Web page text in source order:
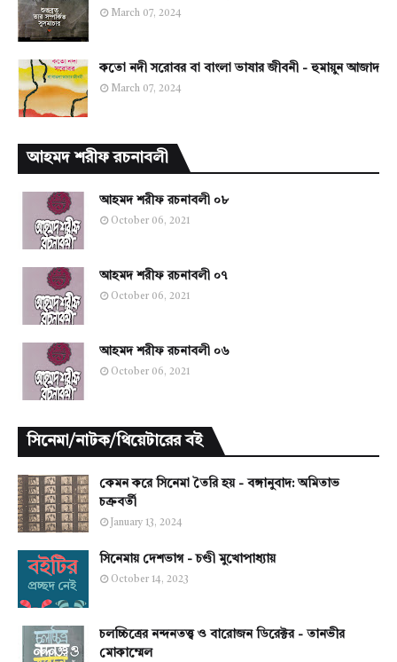
March 07, 2024
কতো নদী সরোবর বা বাংলা ভাষার জীবনী - হুমায়ুন আজাদ
March 07, 2024
আহমদ শরীফ রচনাবলী
আহমদ শরীফ রচনাবলী ০৮
October 06, 2021
আহমদ শরীফ রচনাবলী ০৭
October 06, 2021
আহমদ শরীফ রচনাবলী ০৬
October 06, 2021
সিনেমা/নাটক/থিয়েটারের বই
কেমন করে সিনেমা তৈরি হয় - বঙ্গানুবাদ: অমিতাভ
চক্রবর্তী
January 13, 2024
সিনেমায় দেশভাগ - চণ্ডী মুখোপাধ্যায়
October 14, 2023
চলচ্চিত্রের নন্দনতত্ত্ব ও বারোজন ডিরেক্টর - তানভীর
মোকাম্মেল